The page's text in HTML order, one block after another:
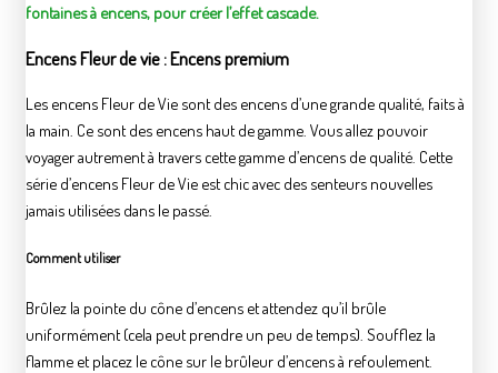
fontaines à encens, pour créer l’effet cascade.
Encens Fleur de vie : Encens premium
Les encens Fleur de Vie sont des encens d’une grande qualité, faits à
la main. Ce sont des encens haut de gamme. Vous allez pouvoir
voyager autrement à travers cette gamme d’encens de qualité. Cette
série d’encens Fleur de Vie est chic avec des senteurs nouvelles
jamais utilisées dans le passé.
Comment utiliser
Brûlez la pointe du cône d’encens et attendez qu’il brûle
uniformément (cela peut prendre un peu de temps). Soufflez la
flamme et placez le cône sur le brûleur d’encens à refoulement.